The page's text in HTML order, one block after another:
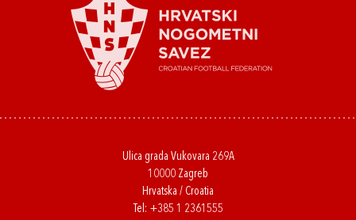
Ulica grada Vukovara 269A
10000 Zagreb
Hrvatska / Croatia
Tel: +385 1 2361555